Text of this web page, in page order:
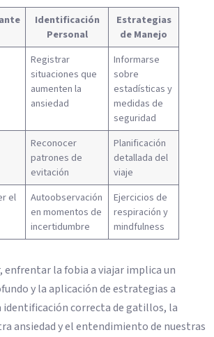
Identificación
Personal
Estrategias
de Manejo
Registrar
situaciones que
aumenten la
ansiedad
Informarse
sobre
estadísticas y
medidas de
seguridad
Reconocer
patrones de
evitación
Planificación
detallada del
viaje
el
Autoobservación
en momentos de
incertidumbre
Ejercicios de
respiración y
mindfulness
enfrentar la fobia a viajar implica un
y la aplicación de estrategias a
identificación correcta de gatillos, la
ansiedad y el entendimiento de nuestras